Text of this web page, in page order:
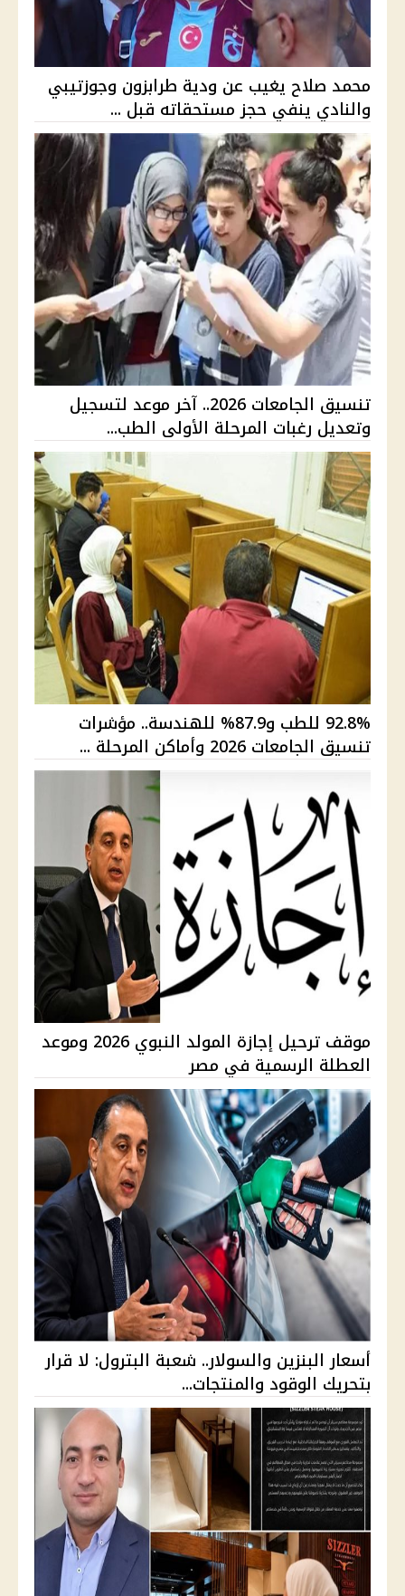
محمد صلاح يغيب عن ودية طرابزون وجوزتيبي
والنادي ينفي حجز مستحقاته قبل ...
تنسيق الجامعات 2026.. آخر موعد لتسجيل
وتعديل رغبات المرحلة الأولى الطب...
92.8% للطب و87.9% للهندسة.. مؤشرات
تنسيق الجامعات 2026 وأماكن المرحلة ...
موقف ترحيل إجازة المولد النبوي 2026 وموعد
العطلة الرسمية في مصر
أسعار البنزين والسولار.. شعبة البترول: لا قرار
بتحريك الوقود والمنتجات...